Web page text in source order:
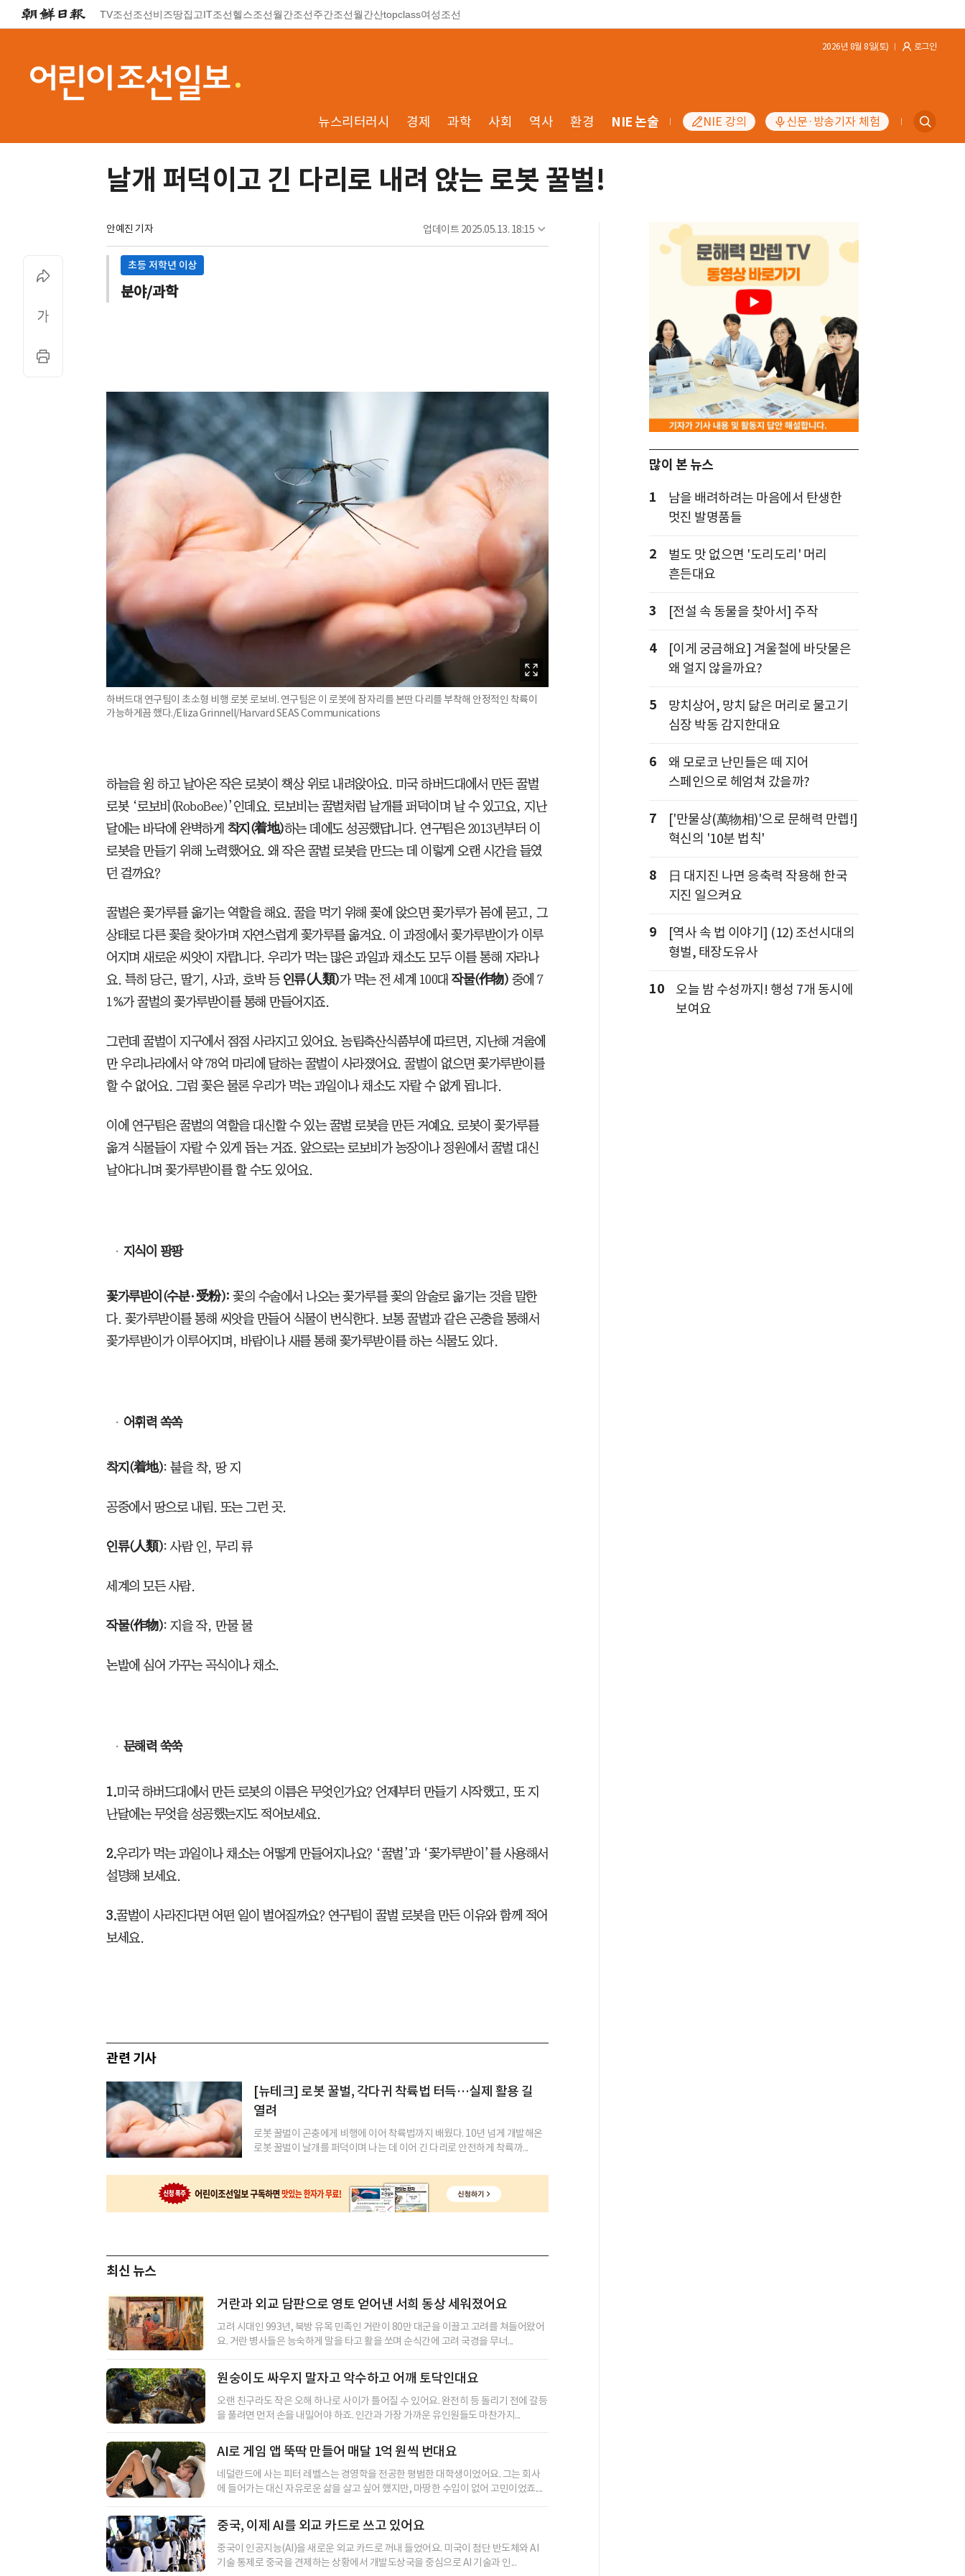
TV조선조선비즈땅집고IT조선헬스조선월간조선주간조선월간산topclass여성조선
2026년 8월 8일(토) 로그인
뉴스리터러시 경제 과학 사회 역사 환경 NIE 논술 NIE 강의 신문·방송기자 체험
날개 퍼덕이고 긴 다리로 내려 앉는 로봇 꿀벌!
안예진 기자 업데이트 2025.05.13. 18:15
초등 저학년 이상
분야/과학
하버드대 연구팀이 초소형 비행 로봇 로보비. 연구팀은 이 로봇에 잠자리를 본딴 다리를 부착해 안정적인 착륙이
가능하게끔 했다./Eliza Grinnell/Harvard SEAS Communications
하늘을 윙 하고 날아온 작은 로봇이 책상 위로 내려앉아요. 미국 하버드대에서 만든 꿀벌
로봇 ‘로보비(RoboBee)’인데요. 로보비는 꿀벌처럼 날개를 퍼덕이며 날 수 있고요, 지난
달에는 바닥에 완벽하게 착지(着地)하는 데에도 성공했답니다. 연구팀은 2013년부터 이
로봇을 만들기 위해 노력했어요. 왜 작은 꿀벌 로봇을 만드는 데 이렇게 오랜 시간을 들였
던 걸까요?
꿀벌은 꽃가루를 옮기는 역할을 해요. 꿀을 먹기 위해 꽃에 앉으면 꽃가루가 몸에 묻고, 그
상태로 다른 꽃을 찾아가며 자연스럽게 꽃가루를 옮겨요. 이 과정에서 꽃가루받이가 이루
어지며 새로운 씨앗이 자랍니다. 우리가 먹는 많은 과일과 채소도 모두 이를 통해 자라나
요. 특히 당근, 딸기, 사과, 호박 등 인류(人類)가 먹는 전 세계 100대 작물(作物) 중에 7
1%가 꿀벌의 꽃가루받이를 통해 만들어​지죠.
그런데 꿀벌이 지구에서 점점 사라지고 있어요. 농림축산식품부에 따르면, 지난해 겨울에
만 우리나라에서 약 78억 마리에 달하는 꿀벌이 사라졌어요. 꿀벌이 없으면 꽃가루받이를
할 수 없어요. 그럼 꽃은 물론 우리가 먹는 과일이나 채소도 자랄 수 없게 됩니다.
이에 연구팀은 꿀벌의 역할을 대신할 수 있는 꿀벌 로봇을 만든 거예요. 로봇이 꽃가루를
옮겨 식물들이 자랄 수 있게 돕는 거죠. 앞으로는 로보비가 농장이나 정원에서 꿀벌 대신
날아다니며 꽃가루받이를 할 수도 있어요.
지식이 팡팡
꽃가루받이(수분·受粉): 꽃의 수술에서 나오는 꽃가루를 꽃의 암술로 옮기는 것을 말한
다. 꽃가루받이를 통해 씨앗을 만들어 식물이 번식한다. 보통 꿀벌과 같은 곤충을 통해서
꽃가루받이가 이루어지며, 바람이나 새를 통해 꽃가루받이를 하는 식물도 있다.
어휘력 쏙쏙
착지(着地): 붙을 착, 땅 지
공중에서 땅으로 내림. 또는 그런 곳.
인류(人類): 사람 인, 무리 류
세계의 모든 사람.
작물(作物): 지을 작, 만물 물
논밭에 심어 가꾸는 곡식이나 채소.
문해력 쑥쑥
1. 미국 하버드대에서 만든 로봇의 이름은 무엇인가요? 언제부터 만들기 시작했고, 또 지
난달에는 무엇을 성공했는지도 적어보세요.
2. 우리가 먹는 과일이나 채소는 어떻게 만들어지나요? ‘꿀벌’과 ‘꽃가루받이’를 사용해서
설명해 보세요.
3. 꿀벌이 사라진다면 어떤 일이 벌어질까요? 연구팀이 꿀벌 로봇을 만든 이유와 함께 적어
보세요.
관련 기사
[뉴테크] 로봇 꿀벌, 각다귀 착륙법 터득…실제 활용 길
열려
로봇 꿀벌이 곤충에게 비행에 이어 착륙법까지 배웠다. 10년 넘게 개발해온
로봇 꿀벌이 날개를 퍼덕이며 나는 데 이어 긴 다리로 안전하게 착륙까...
최신 뉴스
거란과 외교 담판으로 영토 얻어낸 서희 동상 세워졌어요
고려 시대인 993년, 북방 유목 민족인 거란이 80만 대군을 이끌고 고려를 쳐들어왔어
요. 거란 병사들은 능숙하게 말을 타고 활을 쏘며 순식간에 고려 국경을 무너...
원숭이도 싸우지 말자고 악수하고 어깨 토닥인대요
오랜 친구라도 작은 오해 하나로 사이가 틀어질 수 있어요. 완전히 등 돌리기 전에 갈등
을 풀려면 먼저 손을 내밀어야 하죠. 인간과 가장 가까운 유인원들도 마찬가지...
AI로 게임 앱 뚝딱 만들어 매달 1억 원씩 번대요
네덜란드에 사는 피터 레벨스는 경영학을 전공한 평범한 대학생이었어요. 그는 회사
에 들어가는 대신 자유로운 삶을 살고 싶어 했지만, 마땅한 수입이 없어 고민이었죠....
중국, 이제 AI를 외교 카드로 쓰고 있어요
중국이 인공지능(AI)을 새로운 외교 카드로 꺼내 들었어요. 미국이 첨단 반도체와 AI
기술 통제로 중국을 견제하는 상황에서 개발도상국을 중심으로 AI 기술과 인...
많이 본 뉴스
1
남을 배려하려는 마음에서 탄생한
멋진 발명품들
2
벌도 맛 없으면 '도리도리' 머리
흔든대요
3 [전설 속 동물을 찾아서] 주작
4
[이게 궁금해요] 겨울철에 바닷물은
왜 얼지 않을까요?
5
망치상어, 망치 닮은 머리로 물고기
심장 박동 감지한대요
6
왜 모로코 난민들은 떼 지어
스페인으로 헤엄쳐 갔을까?
7
['만물상(萬物相)'으로 문해력 만렙!]
혁신의 '10분 법칙'
8
日 대지진 나면 응축력 작용해 한국
지진 일으켜요
9
[역사 속 법 이야기] (12) 조선시대의
형벌, 태장도유사
10
오늘 밤 수성까지! 행성 7개 동시에
보여요